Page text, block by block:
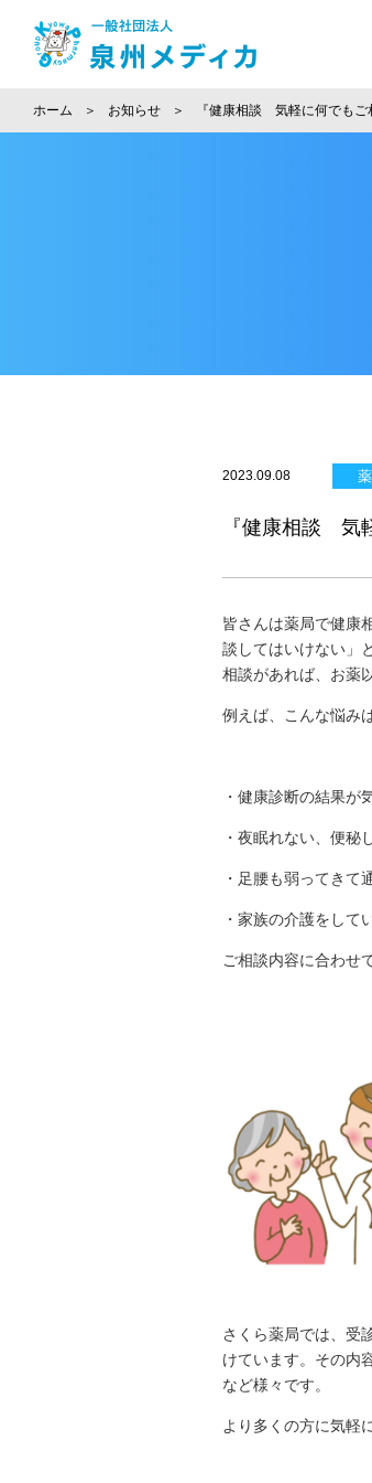
ホーム お知らせ 『健康相談 気軽に何でも
2023.09.08
『健康相談 気
皆さんは薬局で健康
談してはいけない」
相談があれば、お薬
例えば、こんな悩み
・健康診断の結果が
・夜眠れない、便秘
・足腰も弱ってきて
・家族の介護をし
ご相談内容に合わせ
さくら薬局では、受
けています。その内
など様々です。
より多くの方に気軽